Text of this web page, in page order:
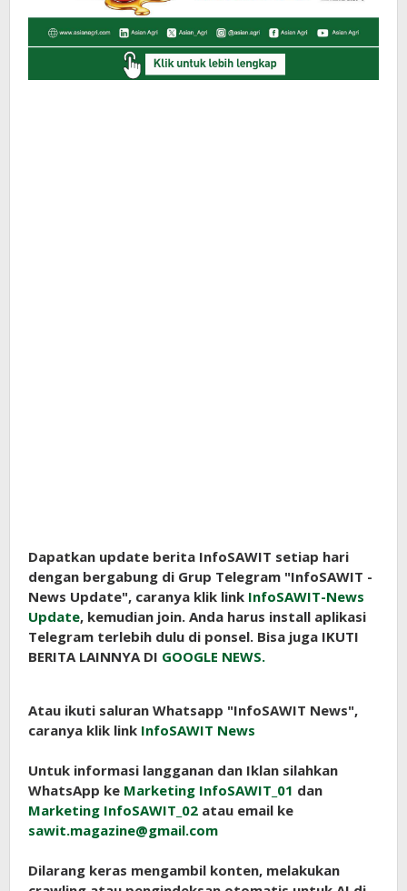
Dapatkan update berita InfoSAWIT setiap hari
dengan bergabung di Grup Telegram "InfoSAWIT -
News Update", caranya klik link InfoSAWIT-News
Update, kemudian join. Anda harus install aplikasi
Telegram terlebih dulu di ponsel. Bisa juga IKUTI
BERITA LAINNYA DI GOOGLE NEWS.
Atau ikuti saluran Whatsapp "InfoSAWIT News",
caranya klik link InfoSAWIT News
Untuk informasi langganan dan Iklan silahkan
WhatsApp ke Marketing InfoSAWIT_01 dan
Marketing InfoSAWIT_02 atau email ke
sawit.magazine@gmail.com
Dilarang keras mengambil konten, melakukan